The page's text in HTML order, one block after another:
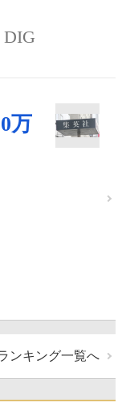
DIG
万
ンキング一覧へ